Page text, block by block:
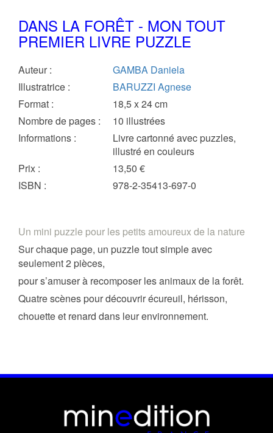
DANS LA FORÊT - MON TOUT
PREMIER LIVRE PUZZLE
Auteur :
GAMBA Daniela
Illustratrice :
BARUZZI Agnese
Format :
18,5 x 24 cm
Nombre de pages :
10 illustrées
Informations :
Livre cartonné avec puzzles,
illustré en couleurs
Prix :
13,50 €
ISBN : 978-2-35413-697-0
Un mini puzzle pour les petits amoureux de la nature
Sur chaque page, un puzzle tout simple avec
seulement 2 pièces,
pour s’amuser à recomposer les animaux de la forêt.
Quatre scènes pour découvrir écureuil, hérisson,
chouette et renard dans leur environnement.